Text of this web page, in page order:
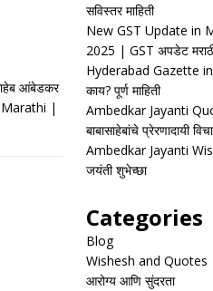
आंबेडकर
Marathi |
सविस्तर माहिती
New GST Update in
2025 | GST अपडेट
Hyderabad Gazette
काय? पूर्ण माहिती
Ambedkar Jayanti
बाबासाहेबांचे प्रेरणादायी
Ambedkar Jayanti
जयंती शुभेच्छा
Categories
Blog
Wishesh and Quotes
आरोग्य आणि सुंदरता